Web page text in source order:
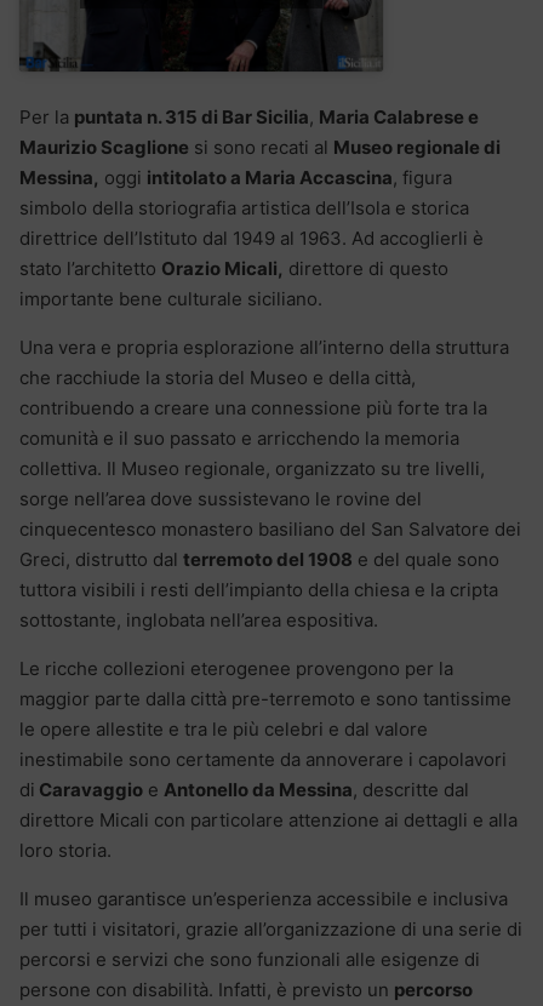
Per la puntata n. 315 di Bar Sicilia, Maria Calabrese e
Maurizio Scaglione si sono recati al Museo regionale di
Messina, oggi intitolato a Maria Accascina, figura
simbolo della storiografia artistica dell’Isola e storica
direttrice dell’Istituto dal 1949 al 1963. Ad accoglierli è
stato l’architetto Orazio Micali, direttore di questo
importante bene culturale siciliano.
Una vera e propria esplorazione all’interno della struttura
che racchiude la storia del Museo e della città,
contribuendo a creare una connessione più forte tra la
comunità e il suo passato e arricchendo la memoria
collettiva. Il Museo regionale, organizzato su tre livelli,
sorge nell’area dove sussistevano le rovine del
cinquecentesco monastero basiliano del San Salvatore dei
Greci, distrutto dal terremoto del 1908 e del quale sono
tuttora visibili i resti dell’impianto della chiesa e la cripta
sottostante, inglobata nell’area espositiva.
Le ricche collezioni eterogenee provengono per la
maggior parte dalla città pre-terremoto e sono tantissime
le opere allestite e tra le più celebri e dal valore
inestimabile sono certamente da annoverare i capolavori
di Caravaggio e Antonello da Messina, descritte dal
direttore Micali con particolare attenzione ai dettagli e alla
loro storia.
Il museo garantisce un’esperienza accessibile e inclusiva
per tutti i visitatori, grazie all’organizzazione di una serie di
percorsi e servizi che sono funzionali alle esigenze di
persone con disabilità. Infatti, è previsto un percorso